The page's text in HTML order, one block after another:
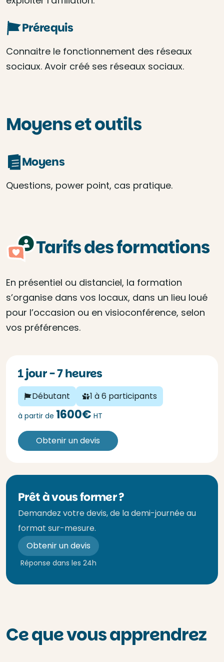
Prérequis
Connaitre le fonctionnement des réseaux
sociaux. Avoir créé ses réseaux sociaux.
Moyens et outils
Moyens
Questions, power point, cas pratique.
Tarifs des formations
En présentiel ou distanciel, la formation
s’organise dans vos locaux, dans un lieu loué
pour l’occasion ou en visioconférence, selon
vos préférences.
1 jour - 7 heures
Débutant 1 à 6 participants
à partir de 1600€ HT
Obtenir un devis
Prêt à vous former ?
Demandez votre devis, de la demi-journée au
format sur-mesure.
Obtenir un devis
Réponse dans les 24h
Ce que vous apprendrez